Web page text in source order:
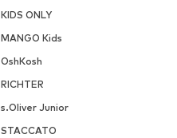
KIDS ONLY
MANGO Kids
OshKosh
RICHTER
s.Oliver Junior
STACCATO